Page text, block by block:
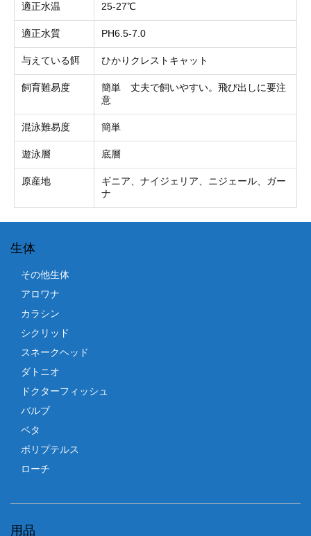
適正水温 25-27℃
適正水質 PH6.5-7.0
与えている餌 ひかりクレストキャット
飼育難易度
簡単 丈夫で飼いやすい。飛び出しに要注
意
混泳難易度 簡単
遊泳層 底層
原産地
ギニア、ナイジェリア、ニジェール、ガー
ナ
生体
その他生体
アロワナ
カラシン
シクリッド
スネークヘッド
ダトニオ
ドクターフィッシュ
バルブ
ベタ
ポリプテルス
ローチ